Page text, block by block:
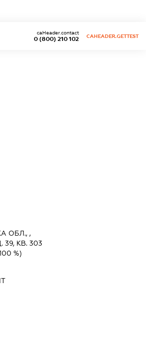
0 (800) 210 102
caHeader.contact
CAHEADER.GETTEST
ОБЛ., ,
КВ. 303
%)